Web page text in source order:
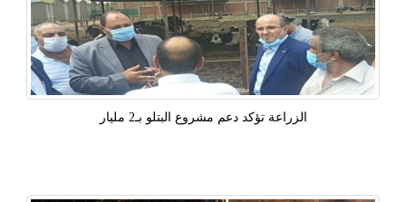
الزراعة تؤكد دعم مشروع البتلو بـ2 مليار